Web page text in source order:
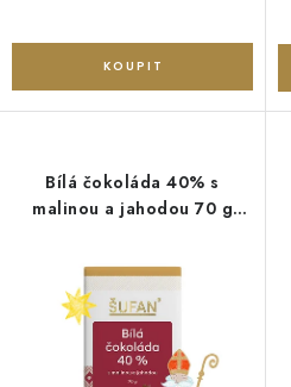
Bílá čokoláda 40% s
malinou a jahodou 70 g